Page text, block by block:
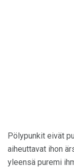
Pölypunkit eivät
aiheuttavat ihon
yleensä puremi